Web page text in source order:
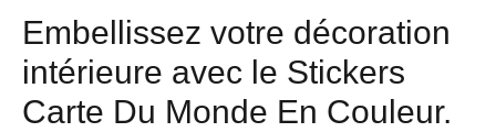
Embellissez votre décoration
intérieure avec le Stickers
Carte Du Monde En Couleur.